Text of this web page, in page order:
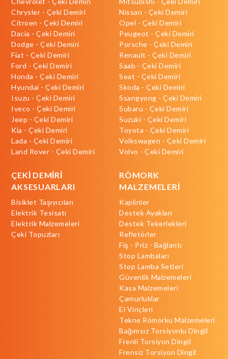
Chrysler - Çeki Demiri
Citroen - Çeki Demiri
Dacia - Çeki Demiri
Dodge - Çeki Demiri
Fiat - Çeki Demiri
Ford - Çeki Demiri
Honda - Çeki Demiri
Hyundai - Çeki Demiri
Isuzu - Çeki Demiri
Iveco - Çeki Demiri
Jeep - Çeki Demiri
Kia - Çeki Demiri
Lada - Çeki Demiri
Land Rover - Çeki Demiri
Nissan - Çeki Demiri
Opel - Çeki Demiri
Peugeot - Çeki Demiri
Porsche - Çeki Demiri
Renault - Çeki Demiri
Saab - Çeki Demiri
Seat - Çeki Demiri
Skoda - Çeki Demiri
Ssangyong - Çeki Demiri
Subaru - Çeki Demiri
Suzuki - Çeki Demiri
Toyota - Çeki Demiri
Volkswagen - Çeki Demiri
Volvo - Çeki Demiri
ÇEKİ DEMİRİ
AKSESUARLARI
Bisiklet Taşıyıcıları
Elektrik Tesisatı
Elektrik Malzemeleri
Çeki Topuzları
RÖMORK
MALZEMELERİ
Kaplinler
Destek Ayakları
Destek Tekerlekleri
Refletörler
Fiş - Priz - Bağlantı
Stop Lambaları
Stop Lamba Setleri
Güvenlik Malzemeleri
Kasa Malzemeleri
Çamurluklar
El Vinçleri
Tekne Römorku Malzemeleri
Bağımsız Torsiyonlu Dingil
Frenli Torsiyon Dingil
Frensiz Torsiyon Dingil